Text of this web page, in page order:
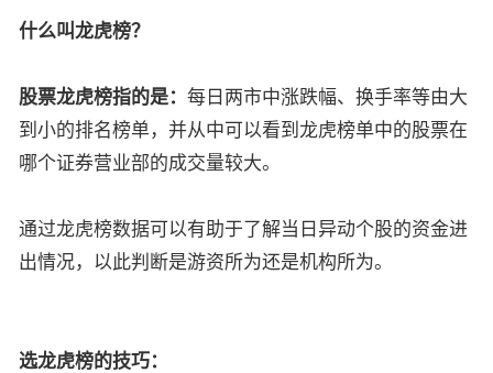
什么叫龙虎榜？
股票龙虎榜指的是： 每日两市中涨跌幅、换手率等由大
到小的排名榜单，并从中可以看到龙虎榜单中的股票在
哪个证券营业部的成交量较大。
通过龙虎榜数据可以有助于了解当日异动个股的资金进
出情况，以此判断是游资所为还是机构所为。
选龙虎榜的技巧：